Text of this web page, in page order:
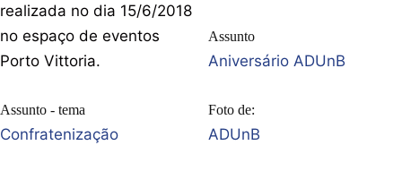
realizada no dia 15/6/2018
no espaço de eventos
Porto Vittoria.
Assunto - tema
Confratenização
Assunto
Aniversário ADUnB
Foto de:
ADUnB